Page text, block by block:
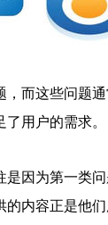
，而这些问题
用户的需求。
是因为第一类
的内容正是他